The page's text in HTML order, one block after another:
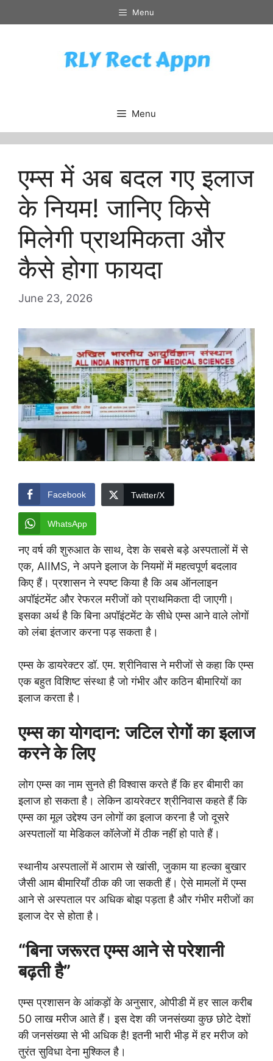
to
Menu
Menu
एम्स में अब बदल गए इलाज
के नियम! जानिए किसे
मिलेगी प्राथमिकता और
कैसे होगा फायदा
June 23, 2026
Facebook Twitter/X
WhatsApp
नए वर्ष की शुरुआत के साथ, देश के सबसे बड़े अस्पतालों में से
एक, AIIMS, ने अपने इलाज के नियमों में महत्वपूर्ण बदलाव
किए हैं। प्रशासन ने स्पष्ट किया है कि अब ऑनलाइन
अपॉइंटमेंट और रेफरल मरीजों को प्राथमिकता दी जाएगी।
इसका अर्थ है कि बिना अपॉइंटमेंट के सीधे एम्स आने वाले लोगों
को लंबा इंतजार करना पड़ सकता है।
एम्स के डायरेक्टर डॉ. एम. श्रीनिवास ने मरीजों से कहा कि एम्स
एक बहुत विशिष्ट संस्था है जो गंभीर और कठिन बीमारियों का
इलाज करता है।
एम्स का योगदान: जटिल रोगों का इलाज
करने के लिए
लोग एम्स का नाम सुनते ही विश्वास करते हैं कि हर बीमारी का
इलाज हो सकता है। लेकिन डायरेक्टर श्रीनिवास कहते हैं कि
एम्स का मूल उद्देश्य उन लोगों का इलाज करना है जो दूसरे
अस्पतालों या मेडिकल कॉलेजों में ठीक नहीं हो पाते हैं।
स्थानीय अस्पतालों में आराम से खांसी, जुकाम या हल्का बुखार
जैसी आम बीमारियाँ ठीक की जा सकती हैं। ऐसे मामलों में एम्स
आने से अस्पताल पर अधिक बोझ पड़ता है और गंभीर मरीजों का
इलाज देर से होता है।
“बिना जरूरत एम्स आने से परेशानी
बढ़ती है”
एम्स प्रशासन के आंकड़ों के अनुसार, ओपीडी में हर साल करीब
50 लाख मरीज आते हैं। इस देश की जनसंख्या कुछ छोटे देशों
की जनसंख्या से भी अधिक है! इतनी भारी भीड़ में हर मरीज को
तुरंत सुविधा देना मुश्किल है।